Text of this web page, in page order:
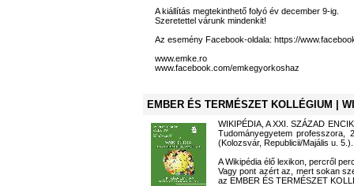
A kiállítás megtekinthető folyó év december 9-ig.
Szeretettel várunk mindenkit!
Az esemény Facebook-oldala: https://
www.emke.ro
www.facebook.com/emkegyorkoshaz
EMBER ÉS TERMÉSZET KOLLÉGIUM |
WIKIPÉDIA, A XXI. SZÁZAD
Tudományegyetem professzora,
(Kolozsvár, Republicii/Majális u. 5.).
A Wikipédia élő lexikon, percről
Vagy pont azért az, mert sokan
az EMBER ÉS TERMÉSZET